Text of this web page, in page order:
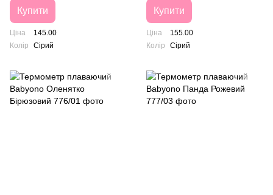
Купити
Ціна
145.00
Колір
Сірий
Купити
Ціна
155.00
Колір
Сірий